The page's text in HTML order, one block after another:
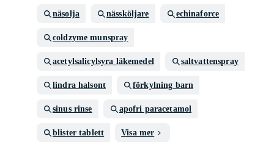
näsolja nässköljare echinaforce
coldzyme munspray
acetylsalicylsyra läkemedel saltvattenspray
lindra halsont förkylning barn
sinus rinse apofri paracetamol
blister tablett Visa mer